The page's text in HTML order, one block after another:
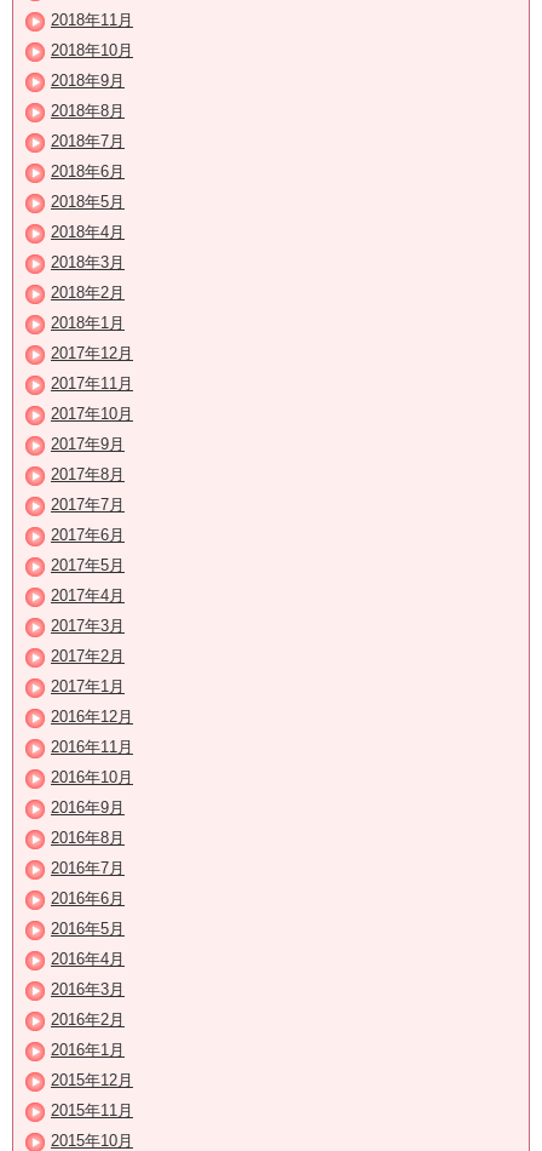
2018年11月
2018年10月
2018年9月
2018年8月
2018年7月
2018年6月
2018年5月
2018年4月
2018年3月
2018年2月
2018年1月
2017年12月
2017年11月
2017年10月
2017年9月
2017年8月
2017年7月
2017年6月
2017年5月
2017年4月
2017年3月
2017年2月
2017年1月
2016年12月
2016年11月
2016年10月
2016年9月
2016年8月
2016年7月
2016年6月
2016年5月
2016年4月
2016年3月
2016年2月
2016年1月
2015年12月
2015年11月
2015年10月